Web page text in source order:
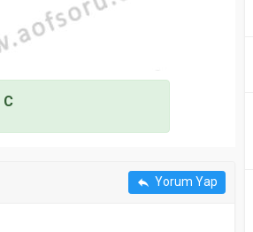
C
reply Yorum Yap